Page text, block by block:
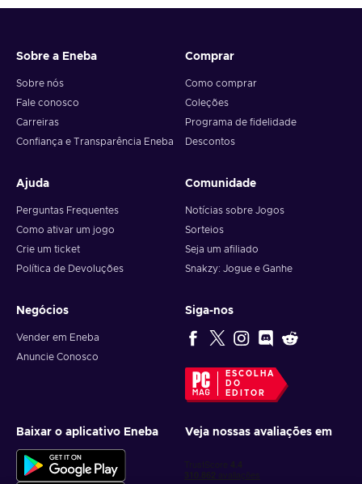
RPG – You take the role of the protagonist, hone your
skills, and face various challenges to complete missions;
Survival – You have to manage resources and fight against
foes & the environment to survive;
Visual novel – You interact with the world and the various
Sobre a Eneba
Sobre nós
Fale conosco
Carreiras
Confiança e Transparência Eneba
Comprar
Como comprar
Coleções
Programa de fidelidade
Descontos
Ajuda
Perguntas Frequentes
Como ativar um jogo
Crie um ticket
Política de Devoluções
Comunidade
Notícias sobre Jogos
Sorteios
Seja um afiliado
Snakzy: Jogue e Ganhe
Negócios
Vender em Eneba
Anuncie Conosco
Siga-nos
ESCOLHA
DO
EDITOR
Baixar o aplicativo Eneba Veja nossas avaliações em